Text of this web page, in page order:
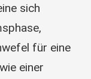
sich
für eine
einer